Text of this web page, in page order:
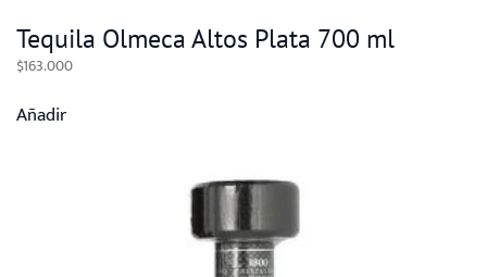
Tequila Olmeca Altos Plata 700 ml
$163.000
Añadir